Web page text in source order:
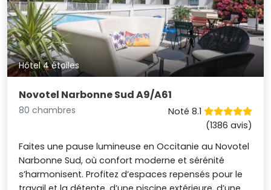
Hôtel 4 étoiles
Novotel Narbonne Sud A9/A61
80 chambres
Noté 8.1
(1386 avis)
Faites une pause lumineuse en Occitanie au Novotel
Narbonne Sud, où confort moderne et sérénité
s’harmonisent. Profitez d’espaces repensés pour le